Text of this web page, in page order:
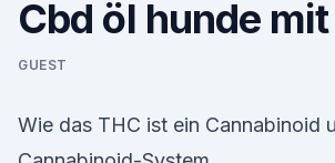
Cbd öl hunde
GUEST
Wie das THC ist ein Cannabinoid